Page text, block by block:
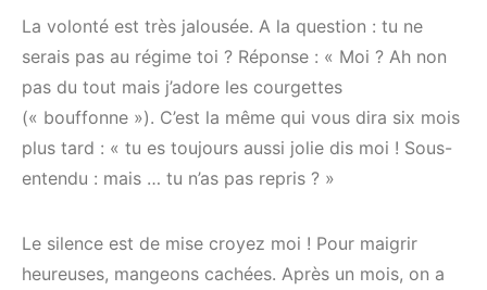
La volonté est très jalousée. A la question : tu ne
serais pas au régime toi ? Réponse : « Moi ? Ah non
pas du tout mais j’adore les courgettes
(« bouffonne »). C’est la même qui vous dira six mois
plus tard : « tu es toujours aussi jolie dis moi ! Sous-
entendu : mais … tu n’as pas repris ? »
Le silence est de mise croyez moi ! Pour maigrir
heureuses, mangeons cachées. Après un mois, on a